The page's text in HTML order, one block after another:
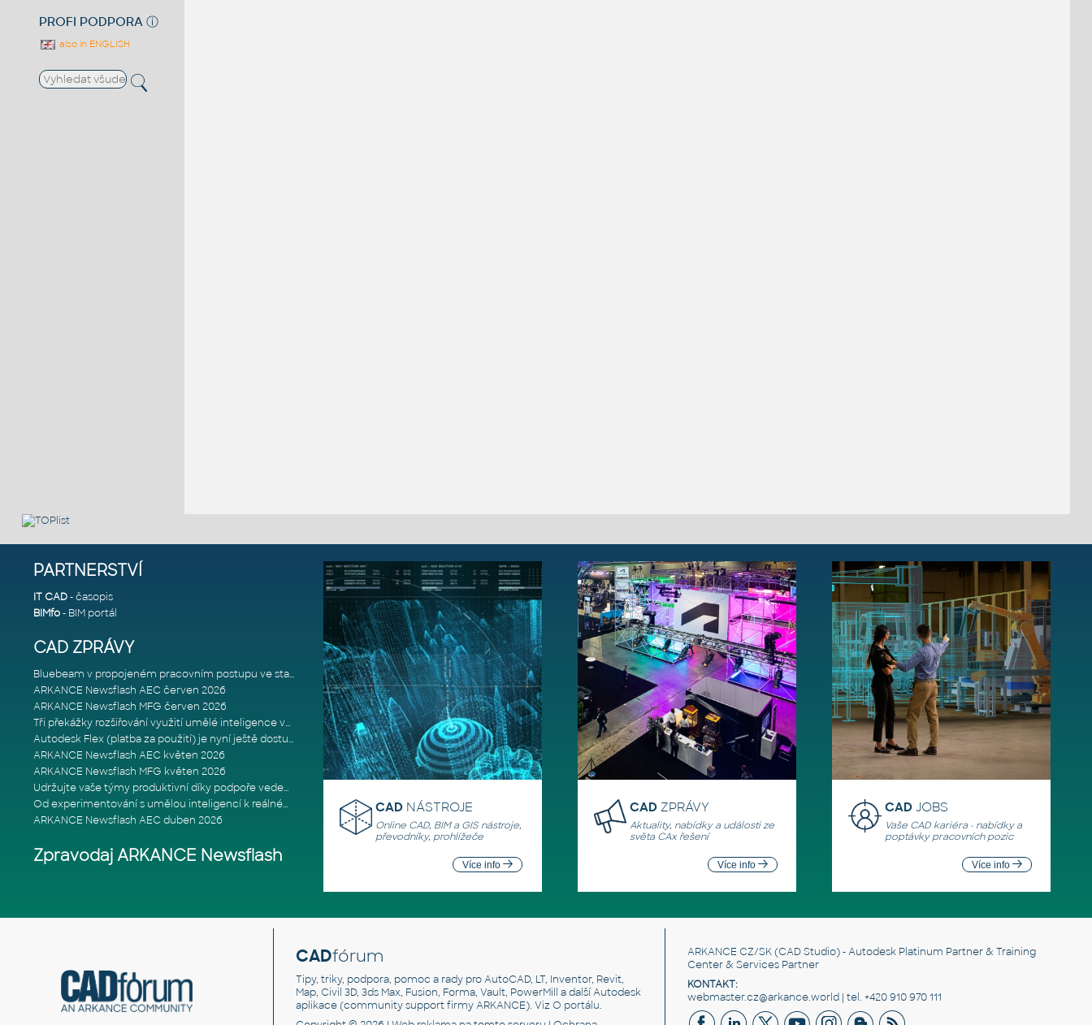
PROFI PODPORA ⓘ
also in ENGLISH
PARTNERSTVÍ
IT CAD- časopis
BIMfo- BIM portál
CAD ZPRÁVY
Bluebeam v propojeném pracovním postupu ve stavebnictví: Proč je int
ARKANCE Newsflash AEC červen 2026
ARKANCE Newsflash MFG červen 2026
Tři překážky rozšiřování využití umělé inteligence ve stavebním prům
Autodesk Flex (platba za použití) je nyní ještě dostupnější
ARKANCE Newsflash AEC květen 2026
ARKANCE Newsflash MFG květen 2026
Udržujte vaše týmy produktivní díky podpoře vedené odborníky
Od experimentování s umělou inteligencí k reálnému dopadu na podniká
ARKANCE Newsflash AEC duben 2026
Zpravodaj ARKANCE Newsflash
CAD NÁSTROJE
Online CAD, BIM a GIS nástroje,
převodníky, prohlížeče
Více info
CAD ZPRÁVY
Aktuality, nabídky a události ze
světa CAx řešení
Více info
CADJOBS
Vaše CAD kariéra - nabídky a
poptávky pracovních pozic
Více info
CADfórum
Tipy, triky, podpora, pomoc a rady pro AutoCAD, LT, Inventor, Revit,
Map, Civil 3D, 3ds Max, Fusion, Forma, Vault, PowerMill a další Autodesk
aplikace (community support firmy ARKANCE). Viz O portálu.
ARKANCE CZ/SK(CAD Studio) - Autodesk Platinum Partner & Training
Center & Services Partner
KONTAKT:
webmaster.cz@arkance.world | tel. +420 910 970 111